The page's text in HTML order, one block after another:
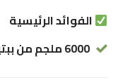
الفوائد الرئيسية
6000 ملجم من ببتيدات الكولاجين